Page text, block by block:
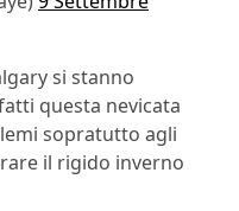
si stanno
questa nevicata
sopratutto agli
il rigido inverno